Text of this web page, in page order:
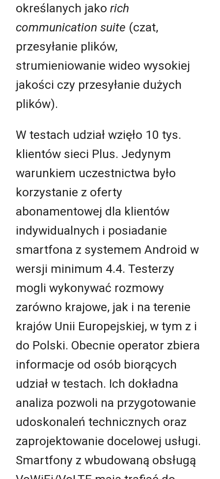
określanych jako rich
communication suite (czat,
przesyłanie plików,
strumieniowanie wideo wysokiej
jakości czy przesyłanie dużych
plików).
W testach udział wzięło 10 tys.
klientów sieci Plus. Jedynym
warunkiem uczestnictwa było
korzystanie z oferty
abonamentowej dla klientów
indywidualnych i posiadanie
smartfona z systemem Android w
wersji minimum 4.4. Testerzy
mogli wykonywać rozmowy
zarówno krajowe, jak i na terenie
krajów Unii Europejskiej, w tym z i
do Polski. Obecnie operator zbiera
informacje od osób biorących
udział w testach. Ich dokładna
analiza pozwoli na przygotowanie
udoskonaleń technicznych oraz
zaprojektowanie docelowej usługi.
Smartfony z wbudowaną obsługą